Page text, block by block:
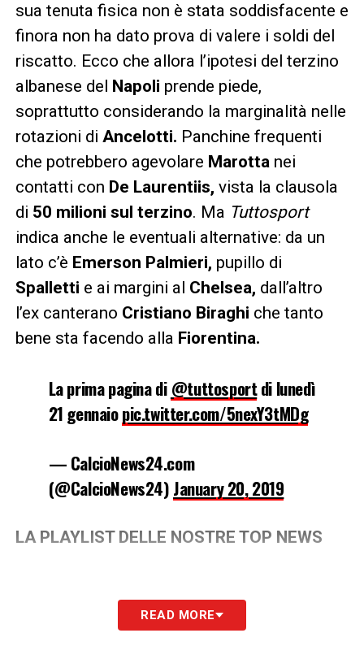
sua tenuta fisica non è stata soddisfacente e
finora non ha dato prova di valere i soldi del
riscatto. Ecco che allora l’ipotesi del terzino
albanese del
Napoli prende piede,
soprattutto considerando la marginalità nelle
rotazioni di Ancelotti. Panchine frequenti
che potrebbero agevolare Marottanei
contatti con De Laurentiis, vista la clausola
di 50 milioni sul terzino. Ma Tuttosport
indica anche le eventuali alternative: da un
lato c’è Emerson Palmieri, pupillo di
Spalletti e ai margini al Chelsea, dall’altro
l’ex canterano Cristiano Biraghi che tanto
bene sta facendo alla Fiorentina.
La prima pagina di@tuttosportdi lunedì
21 gennaiopic.twitter.com/5nexY3tMDg
— CalcioNews24.com
(@CalcioNews24)January 20, 2019
LA PLAYLIST DELLE NOSTRE TOP NEWS
READ MORE